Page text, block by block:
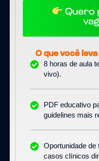
Quero
O que você
8 horas de aula
vivo).
PDF educativo
guidelines mais
Oportunidade
casos clínicos